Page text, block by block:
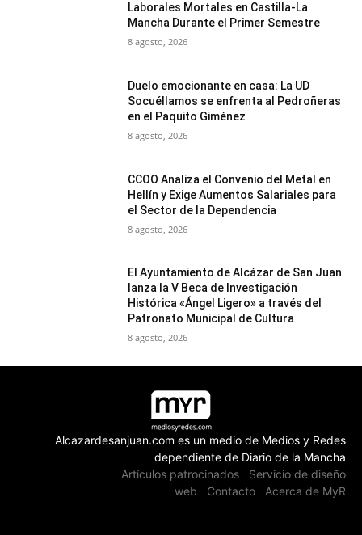
Laborales Mortales en Castilla-La
Mancha Durante el Primer Semestre
8 agosto, 2026
Duelo emocionante en casa: La UD
Socuéllamos se enfrenta al Pedroñeras
en el Paquito Giménez
8 agosto, 2026
CCOO Analiza el Convenio del Metal en
Hellín y Exige Aumentos Salariales para
el Sector de la Dependencia
8 agosto, 2026
El Ayuntamiento de Alcázar de San Juan
lanza la V Beca de Investigación
Histórica «Ángel Ligero» a través del
Patronato Municipal de Cultura
8 agosto, 2026
Alcazardesanjuan.com es un medio de Medios y Redes
dependiente de Diario de la Mancha
Artículos patrocinados
Servicio de diseño
web
Contacto Acerca de MyR